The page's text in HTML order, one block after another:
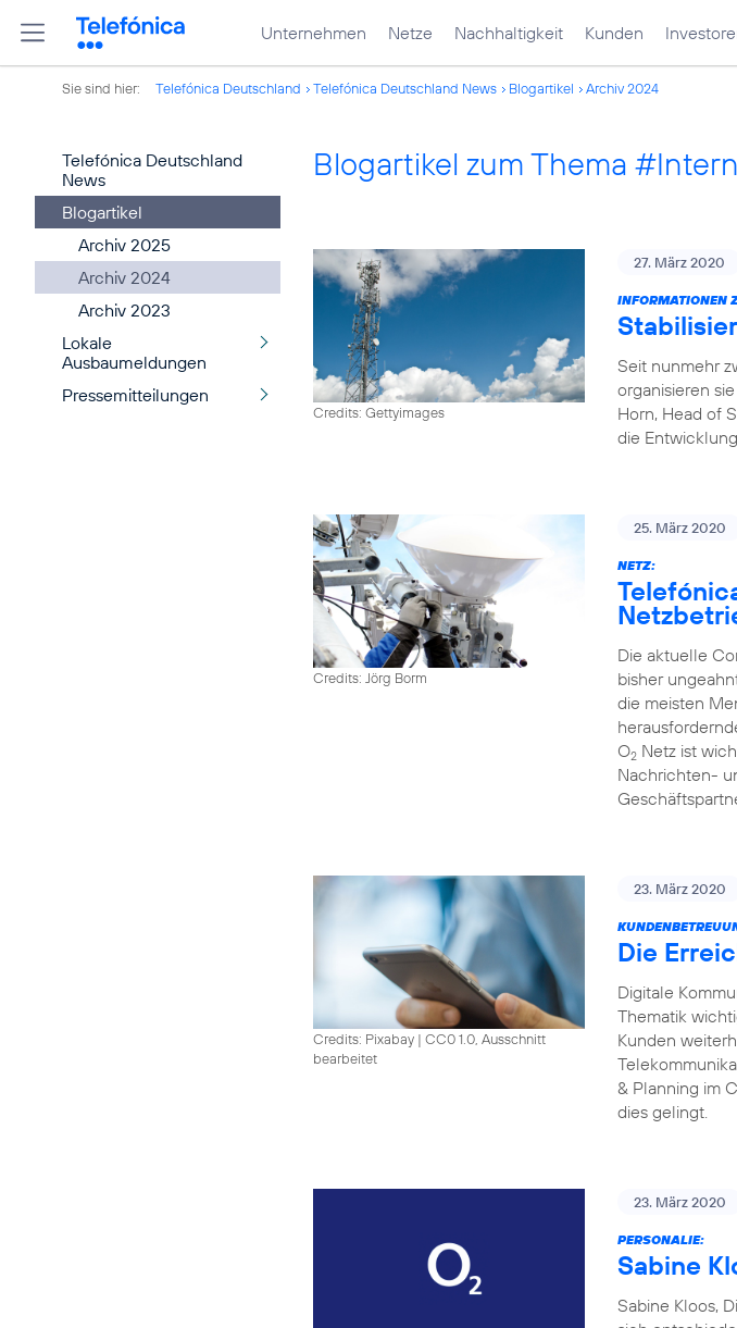
Unternehmen Netze Nachhaltigkeit Kunden
Sie sind hier: Telefónica Deutschland Telefónica Deutschland News Blogartikel Archiv 2024
Telefónica Deutschland
News
Blogartikel
Archiv 2025
Archiv 2024
Archiv 2023
Lokale
Ausbaumeldungen
Pressemitteilungen
Blogartikel zum Thema
Credits: Gettyimages
27. März 2020
INFORMATIONEN
Seit nunmehr
organisieren
Horn, Head of
die
Credits: Jörg Borm
25. März 2020
NETZ:
Die aktuelle
bisher
die meisten
O2 Netz ist
Nachrichten-
Credits: Pixabay | CC0 1.0, Ausschnitt
bearbeitet
23. März 2020
Die
Digitale
Thematik
Kunden
& Planning im
dies gelingt.
23. März 2020
PERSONALIE:
Sabine
Sabine Kloos,